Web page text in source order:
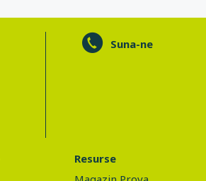
Suna-ne
Resurse